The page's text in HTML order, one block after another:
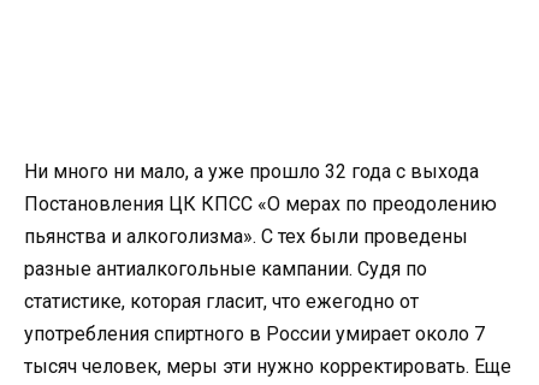
Ни много ни мало, а уже прошло 32 года с выхода
Постановления ЦК КПСС «О мерах по преодолению
пьянства и алкоголизма». С тех были проведены
разные антиалкогольные кампании. Судя по
статистике, которая гласит, что ежегодно от
употребления спиртного в России умирает около 7
тысяч человек, меры эти нужно корректировать. Еще